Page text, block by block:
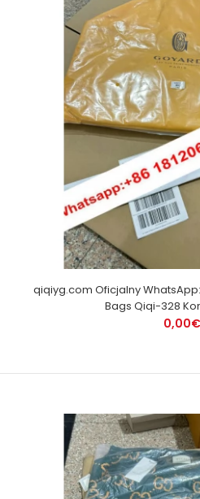
qiqiyg.com Oficjalny WhatsApp:
Bags Qiqi-328
0,00€